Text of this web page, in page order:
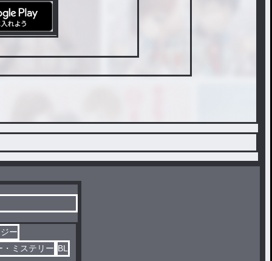
ー
・ミステリー BL